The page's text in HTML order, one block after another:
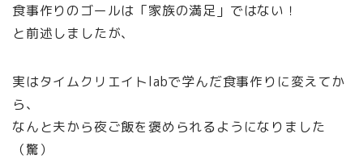
食事作りのゴールは「家族の満足」ではない！
と前述しましたが、
実はタイムクリエイトlabで学んだ食事作りに変えてか
ら、
なんと夫から夜ご飯を褒められるようになりました
（驚）